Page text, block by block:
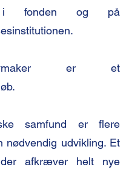
i fonden og på
er et
samfund er flere
nødvendig udvikling. Et
afkræver helt nye